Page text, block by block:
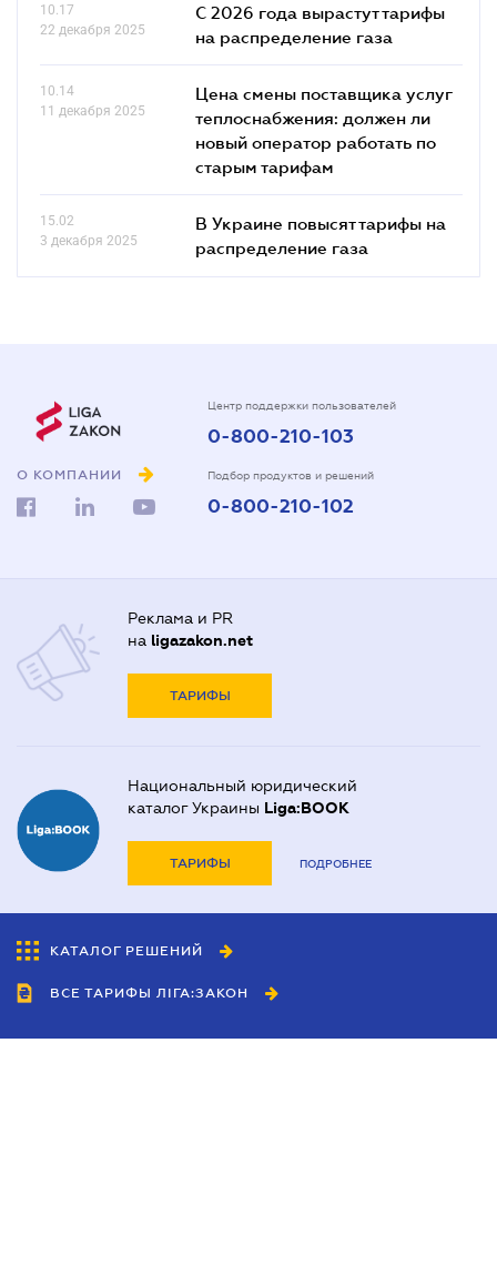
10.17
22 декабря 2025
С 2026 года вырастут тарифы
на распределение газа
10.14
11 декабря 2025
Цена смены поставщика услуг
теплоснабжения: должен ли
новый оператор работать по
старым тарифам
15.02
3 декабря 2025
В Украине повысят тарифы на
распределение газа
О КОМПАНИИ
Центр поддержки пользователей
0-800-210-103
Подбор продуктов и решений
0-800-210-102
Реклама и PR
на ligazakon.net
ТАРИФЫ
Национальный юридический
каталог Украины Liga:BOOK
ТАРИФЫ ПОДРОБНЕЕ
КАТАЛОГ РЕШЕНИЙ
ВСЕ ТАРИФЫ ЛІГА:ЗАКОН